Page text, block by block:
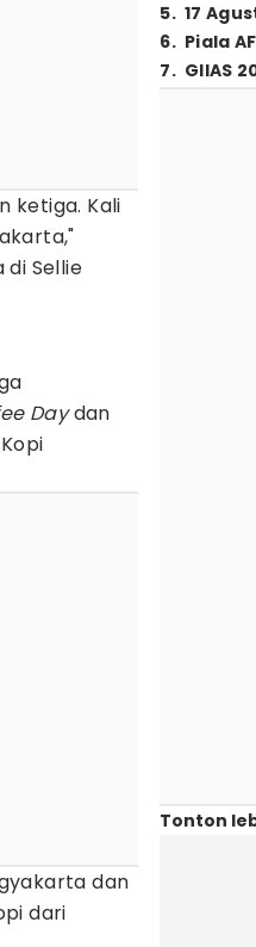
ketiga. Kali
di Sellie
Daydan
dan
dari
5. 17
6. Piala
7. GIIAS
Tonton